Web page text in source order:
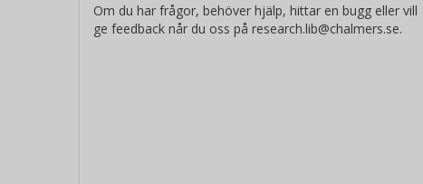
Om du har frågor, behöver hjälp, hittar en bugg eller vill
ge feedback når du oss på research.lib@chalmers.se.